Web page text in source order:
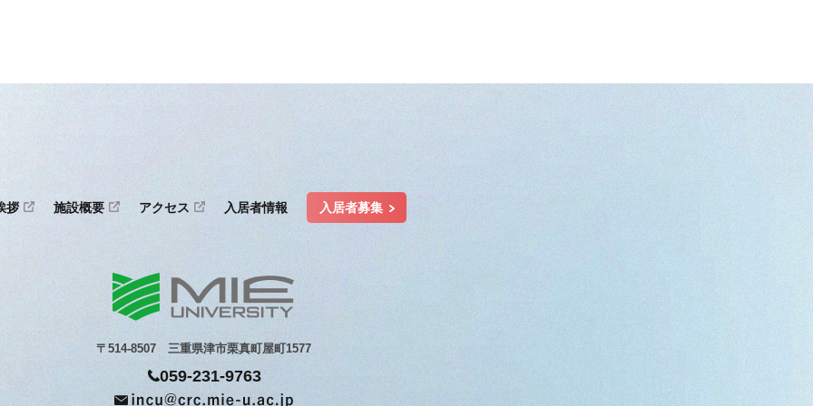
拶 施設概要 アクセス 入居者情報 入居者募集
〒514-8507 三重県津市栗真町屋町1577
059-231-9763